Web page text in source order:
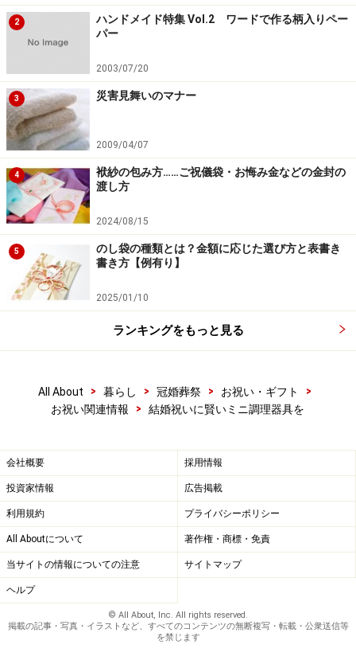
2
ハンドメイド特集 Vol.2 ワードで作る柄入りペー
パー
2003/07/20
3 災害見舞いのマナー
2009/04/07
4
袱紗の包み方……ご祝儀袋・お悔み金などの金封の
渡し方
2024/08/15
5
のし袋の種類とは？金額に応じた選び方と表書き
書き方【例有り】
2025/01/10
ランキングをもっと見る
All About > 暮らし > 冠婚葬祭 > お祝い・ギフト
>
お祝い関連情報
> 結婚祝いに賢いミニ調理器具を
会社概要 採用情報
投資家情報 広告掲載
利用規約 プライバシーポリシー
All Aboutについて 著作権・商標・免責
当サイトの情報についての注意 サイトマップ
ヘルプ
© All About, Inc. All rights reserved.
掲載の記事・写真・イラストなど、すべてのコンテンツの無断複写・転載・公衆送信等
を禁じます